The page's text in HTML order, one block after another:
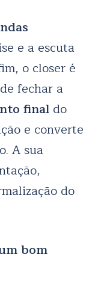
e a escuta
o closer é
fechar a
final do
e converte
A sua
do
bom